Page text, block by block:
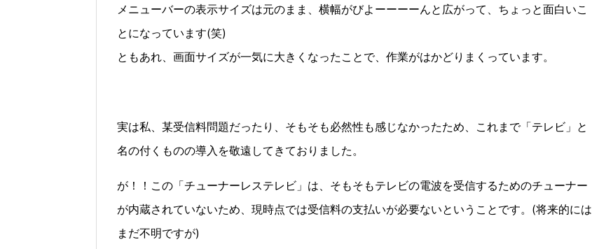
メニューバーの表示サイズは元のまま、横幅がびよーーーーんと広がって、ちょっと面白いこ
とになっています(笑)
ともあれ、画面サイズが一気に大きくなったことで、作業がはかどりまくっています。
実は私、某受信料問題だったり、そもそも必然性も感じなかったため、これまで「テレビ」と
名の付くものの導入を敬遠してきておりました。
が！！この「チューナーレステレビ」は、そもそもテレビの電波を受信するためのチューナー
が内蔵されていないため、現時点では受信料の支払いが必要ないということです。(将来的には
まだ不明ですが)